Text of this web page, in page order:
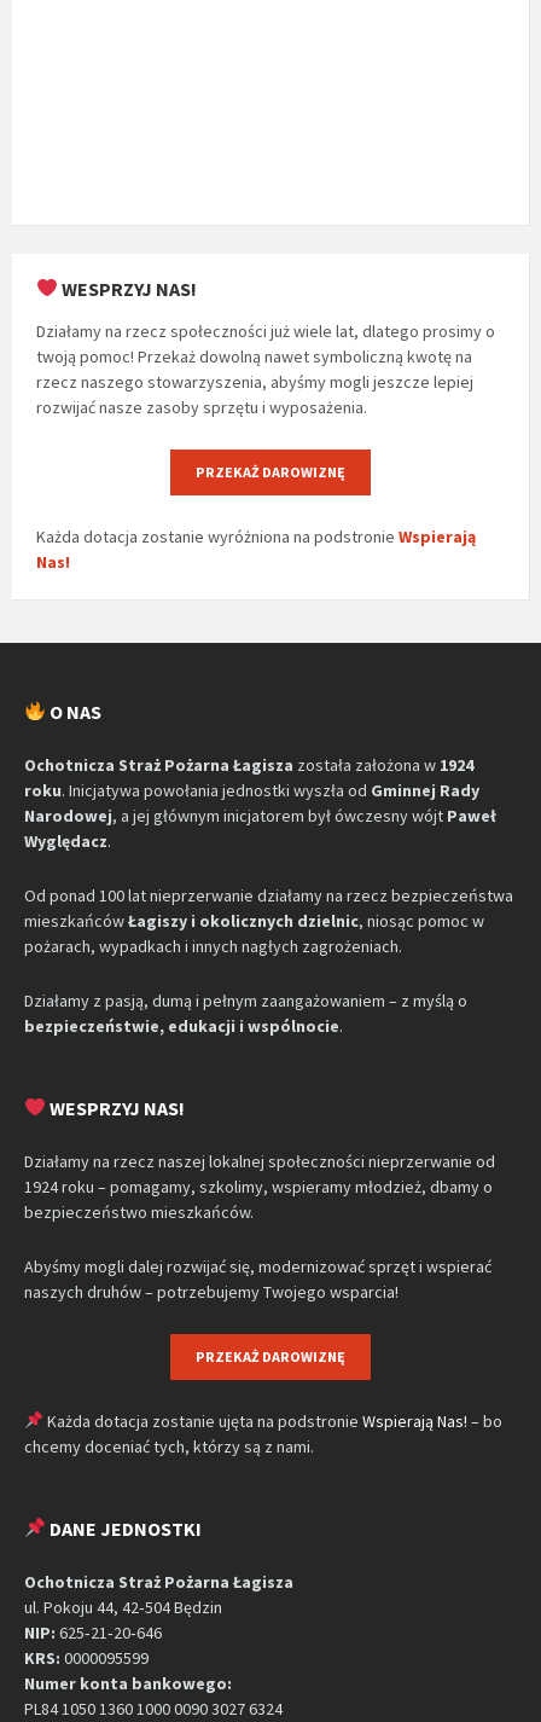
WESPRZYJ NAS!
Działamy na rzecz społeczności już wiele lat, dlatego prosimy o
twoją pomoc! Przekaż dowolną nawet symboliczną kwotę na
rzecz naszego stowarzyszenia, abyśmy mogli jeszcze lepiej
rozwijać nasze zasoby sprzętu i wyposażenia.
PRZEKAŻ DAROWIZNĘ
Każda dotacja zostanie wyróżniona na podstronie Wspierają
Nas!
O NAS
Ochotnicza Straż Pożarna Łagisza została założona w 1924
roku. Inicjatywa powołania jednostki wyszła od Gminnej Rady
Narodowej, a jej głównym inicjatorem był ówczesny wójt Paweł
Wyględacz.
Od ponad 100 lat nieprzerwanie działamy na rzecz bezpieczeństwa
mieszkańcówŁagiszy i okolicznych dzielnic, niosąc pomoc w
pożarach, wypadkach i innych nagłych zagrożeniach.
Działamy z pasją, dumą i pełnym zaangażowaniem – z myślą o
bezpieczeństwie, edukacji i wspólnocie.
WESPRZYJ NAS!
Działamy na rzecz naszej lokalnej społeczności nieprzerwanie od
1924 roku – pomagamy, szkolimy, wspieramy młodzież, dbamy o
bezpieczeństwo mieszkańców.
Abyśmy mogli dalej rozwijać się, modernizować sprzęt i wspierać
naszych druhów – potrzebujemy Twojego wsparcia!
PRZEKAŻ DAROWIZNĘ
Każda dotacja zostanie ujęta na podstronie Wspierają Nas! – bo
chcemy doceniać tych, którzy są z nami.
DANE JEDNOSTKI
Ochotnicza Straż Pożarna Łagisza
ul. Pokoju 44, 42‑504 Będzin
NIP: 625‑21‑20‑646
KRS: 0000095599
Numer konta bankowego:
PL84 1050 1360 1000 0090 3027 6324